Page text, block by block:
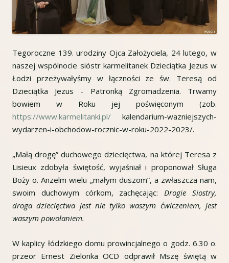
Tegoroczne 139. urodziny Ojca Założyciela, 24 lutego, w
naszej wspólnocie sióstr karmelitanek Dzieciątka Jezus w
Łodzi przeżywałyśmy w łączności ze św. Teresą od
Dzieciątka Jezus - Patronką Zgromadzenia. Trwamy
bowiem w Roku jej poświęconym (zob.
https://www.karmelitanki.pl/ kalendarium-wazniejszych-
wydarzen-i-obchodow-rocznic-w-roku-2022-2023/.
„Małą drogę” duchowego dziecięctwa, na której Teresa z
Lisieux zdobyła świętość, wyjaśniał i proponował Sługa
Boży o. Anzelm wielu „małym duszom”, a zwłaszcza nam,
swoim duchowym córkom, zachęcając:Drogie Siostry,
droga dziecięctwa jest nie tylko waszym ćwiczeniem, jest
waszym powołaniem.
W kaplicy łódzkiego domu prowincjalnego o godz. 6.30 o.
przeor Ernest Zielonka OCD odprawił Mszę świętą w